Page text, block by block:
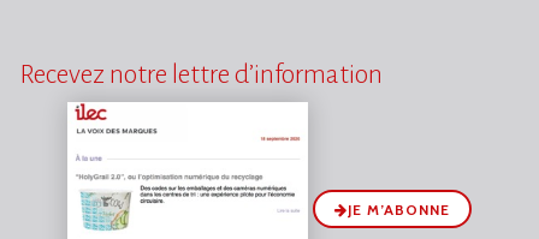
Recevez notre lettre d’information
JE M’ABONNE